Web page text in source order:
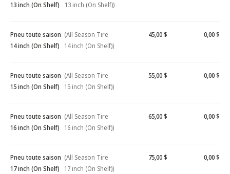
13 inch (On Shelf)
13 inch (On Shelf))
Pneu toute saison
14 inch (On Shelf)
(All Season Tire
14 inch (On Shelf))
45,00 $ 0,00 $
Pneu toute saison
15 inch (On Shelf)
(All Season Tire
15 inch (On Shelf))
55,00 $ 0,00 $
Pneu toute saison
16 inch (On Shelf)
(All Season Tire
16 inch (On Shelf))
65,00 $ 0,00 $
Pneu toute saison
17 inch (On Shelf)
(All Season Tire
17 inch (On Shelf))
75,00 $ 0,00 $